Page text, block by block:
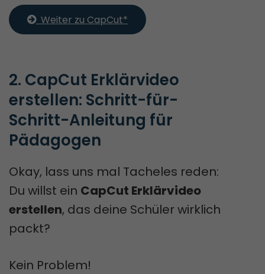
  Weiter zu CapCut*
2. CapCut Erklärvideo
erstellen: Schritt-für-
Schritt-Anleitung für
Pädagogen
Okay, lass uns mal Tacheles reden:
Du willst ein CapCut Erklärvideo
erstellen, das deine Schüler wirklich
packt?
Kein Problem!